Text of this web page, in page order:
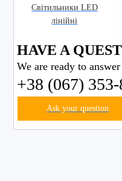
Світильники LED
лінійні
HAVE A
We are ready to
+38 (067)
Ask your question